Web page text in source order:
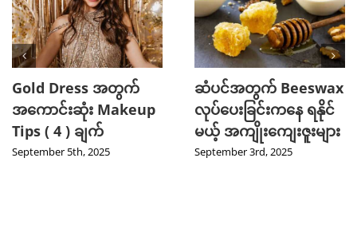
Gold Dress အတွက်
အကောင်းဆုံး Makeup
Tips ( 4 ) ချက်
September 5th, 2025
ဆံပင်အတွက် Beeswax
လုပ်ပေးခြင်းကနေ ရနိုင်
မယ့် အကျိုးကျေးဇူးများ
September 3rd, 2025